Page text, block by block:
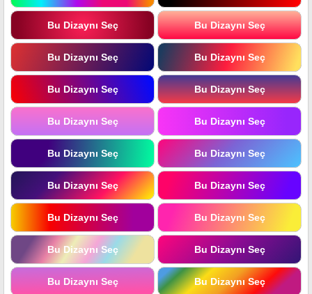
Bu Dizaynı Seç Bu Dizaynı Seç
Bu Dizaynı Seç Bu Dizaynı Seç
Bu Dizaynı Seç Bu Dizaynı Seç
Bu Dizaynı Seç Bu Dizaynı Seç
Bu Dizaynı Seç Bu Dizaynı Seç
Bu Dizaynı Seç Bu Dizaynı Seç
Bu Dizaynı Seç Bu Dizaynı Seç
Bu Dizaynı Seç Bu Dizaynı Seç
Bu Dizaynı Seç Bu Dizaynı Seç